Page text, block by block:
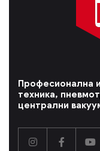
Професионална
техника,
централни